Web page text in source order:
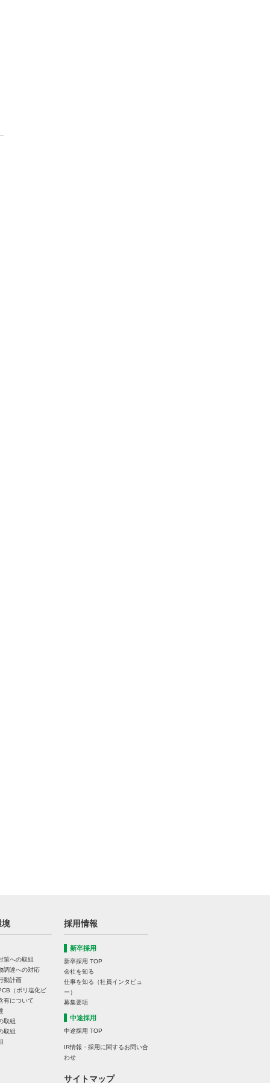
境
策への取組
調達への対応
動計画
（ポリ塩化ビ
有について
取組
取組
採用情報
新卒採用
新卒採用 TOP
会社を知る
仕事を知る（社員インタビュ
ー）
募集要項
中途採用
中途採用 TOP
IR情報・採用に関するお問い合
わせ
サイトマップ